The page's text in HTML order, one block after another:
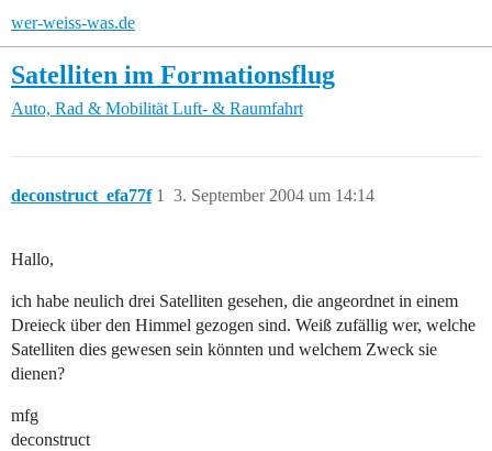
wer-weiss-was.de
Satelliten im Formationsflug
Auto, Rad & Mobilität Luft- & Raumfahrt
deconstruct_efa77f 3. September 2004 um 14:14
1
Hallo,
ich habe neulich drei Satelliten gesehen, die angeordnet in einem
Dreieck über den Himmel gezogen sind. Weiß zufällig wer, welche
Satelliten dies gewesen sein könnten und welchem Zweck sie
dienen?
mfg
deconstruct